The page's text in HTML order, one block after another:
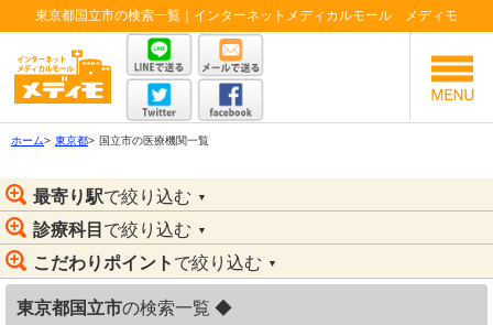
東京都国立市の検索一覧｜インターネットメディカルモール メディモ
ホーム> 東京都> 国立市の医療機関一覧
最寄り駅で絞り込む ▼
診療科目 で絞り込む ▼
こだわりポイント で絞り込む ▼
東京都国立市の検索一覧 ◆